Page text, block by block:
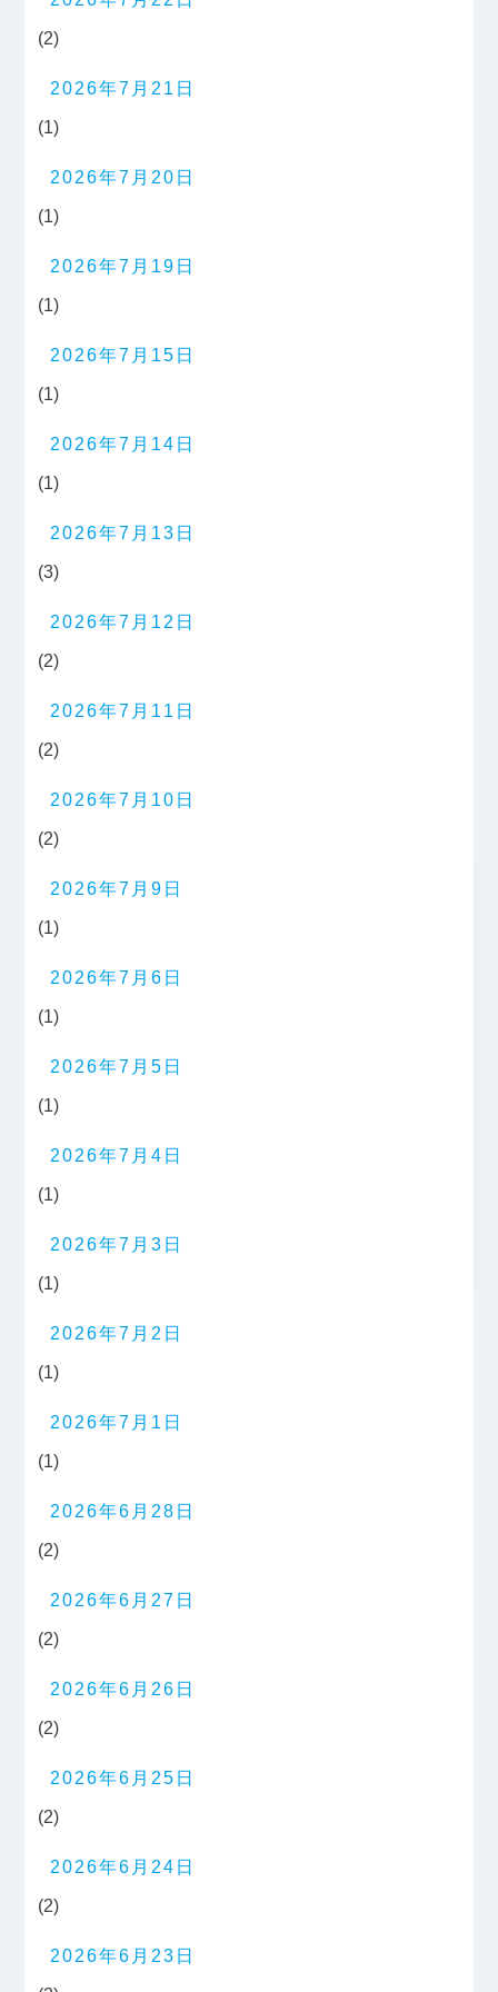
(2)
2026年7月21日
(1)
2026年7月20日
(1)
2026年7月19日
(1)
2026年7月15日
(1)
2026年7月14日
(1)
2026年7月13日
(3)
2026年7月12日
(2)
2026年7月11日
(2)
2026年7月10日
(2)
2026年7月9日
(1)
2026年7月6日
(1)
2026年7月5日
(1)
2026年7月4日
(1)
2026年7月3日
(1)
2026年7月2日
(1)
2026年7月1日
(1)
2026年6月28日
(2)
2026年6月27日
(2)
2026年6月26日
(2)
2026年6月25日
(2)
2026年6月24日
(2)
2026年6月23日